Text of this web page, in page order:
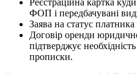
Копія паспорта,
Реєстраційна картка куди
ФОП і передбачувані
Заява на статус
Договір оренди